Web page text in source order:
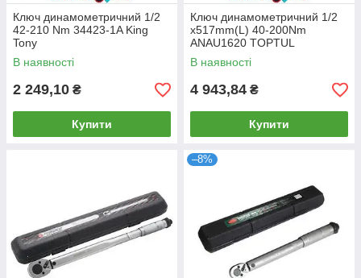
Ключ динамометричний 1/2
42-210 Nm 34423-1A King
Tony
В наявності
2 249,10 ₴
Купити
Ключ динамометричний 1/2
x517mm(L) 40-200Nm
ANAU1620 TOPTUL
В наявності
4 943,84 ₴
Купити
–8%